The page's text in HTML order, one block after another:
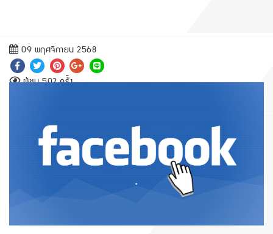
09 พฤศจิกายน 2568
ผู้ชม 502 ครั้ง
.